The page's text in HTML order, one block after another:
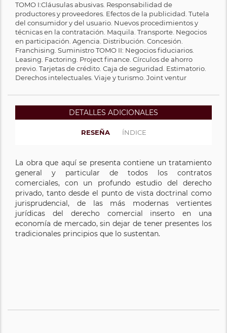
TOMO I:Cláusulas abusivas. Responsabilidad de
productores y proveedores. Efectos de la publicidad. Tutela
del consumidor y del usuario. Nuevos procedimientos y
técnicas en la contratación. Maquila. Transporte. Negocios
en participación. Agencia. Distribución. Concesión.
Franchising. Suministro TOMO II: Negocios fiduciarios.
Leasing. Factoring. Project finance. Círculos de ahorro
previo. Tarjetas de crédito. Caja de seguridad. Estimatorio.
Derechos intelectuales. Viaje y turismo. Joint ventur
DETALLES ADICIONALES
RESEÑA ÍNDICE
La obra que aquí se presenta contiene un tratamiento
general y particular de todos los contratos
comerciales, con un profundo estudio del derecho
privado, tanto desde el punto de vista doctrinal como
jurisprudencial, de las más modernas vertientes
jurídicas del derecho comercial inserto en una
economía de mercado, sin dejar de tener presentes los
tradicionales principios que lo sustentan.